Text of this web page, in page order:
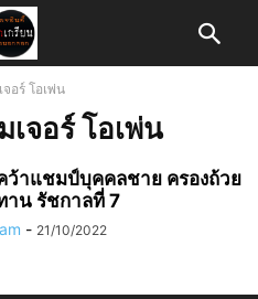
อร์ โอเพ่น
จอร์ โอเพ่น
ว้าแชมป์บุคคลชาย ครองถ้วย
าน รัชกาลที่ 7
- 21/10/2022